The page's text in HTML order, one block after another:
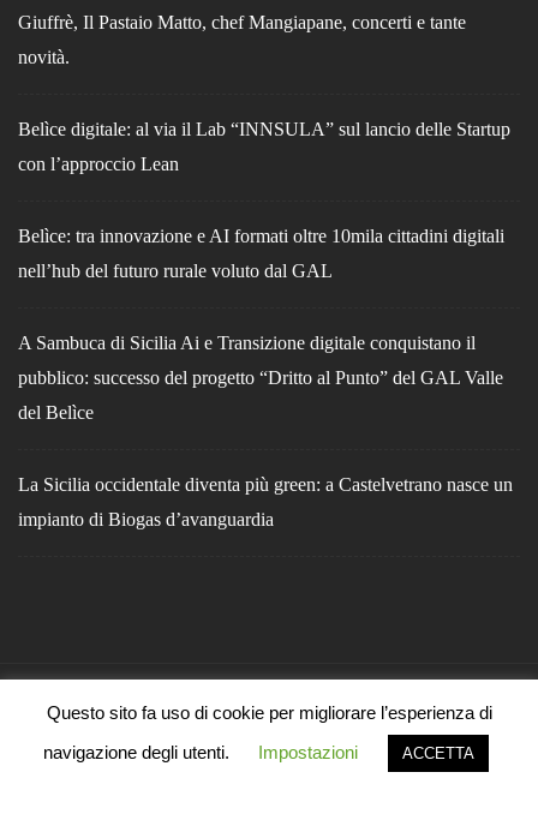
Giuffrè, Il Pastaio Matto, chef Mangiapane, concerti e tante
novità.
Belìce digitale: al via il Lab “INNSULA” sul lancio delle Startup
con l’approccio Lean
Belìce: tra innovazione e AI formati oltre 10mila cittadini digitali
nell’hub del futuro rurale voluto dal GAL
A Sambuca di Sicilia Ai e Transizione digitale conquistano il
pubblico: successo del progetto “Dritto al Punto” del GAL Valle
del Belìce
La Sicilia occidentale diventa più green: a Castelvetrano nasce un
impianto di Biogas d’avanguardia
Questo sito fa uso di cookie per migliorare l’esperienza di
navigazione degli utenti.
Impostazioni ACCETTA